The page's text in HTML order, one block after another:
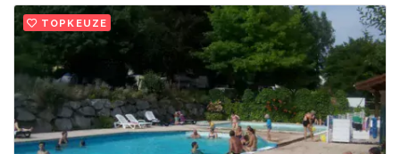
TOPKEUZE